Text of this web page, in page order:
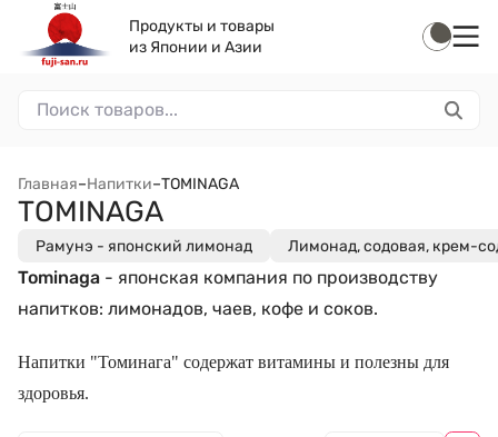
Продукты и товары
из Японии и Азии
Главная–Напитки–TOMINAGA
TOMINAGA
Рамунэ - японский лимонад Лимонад, содовая, крем-
Tominaga - японская компания по производству
напитков: лимонадов, чаев, кофе и соков.
Напитки "Томинага" содержат витамины и полезны для
здоровья.